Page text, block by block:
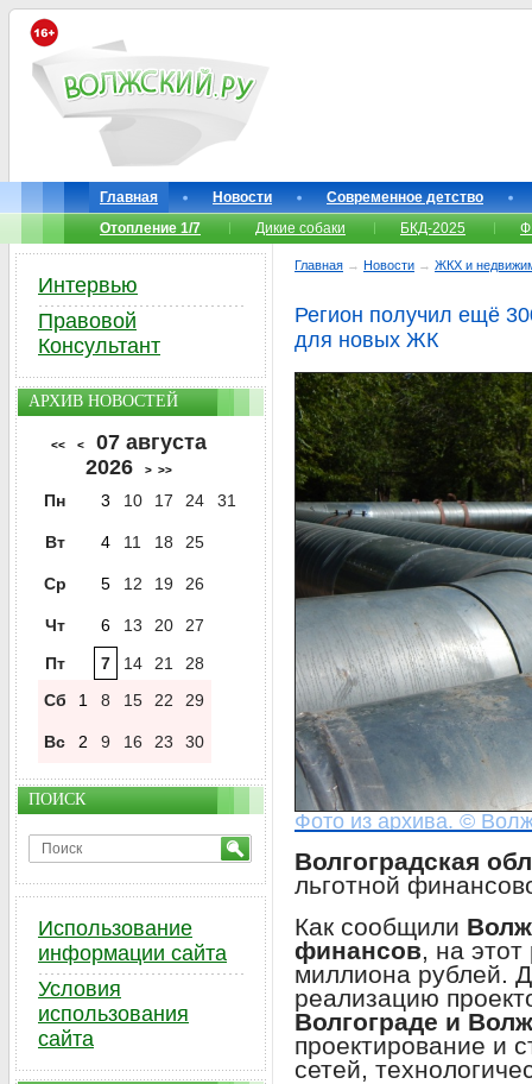
Главная Новости
Современное детство
Отопление 1/7
Дикие собаки БКД-2025
Главная → Новости → ЖКХ и
Регион получил ещё
для новых ЖК
Фото из архива. ©
Волгоградская
льготной
Как сообщили
финансов, на
миллиона рублей.
реализацию
Волгограде и
проектирование и
сетей,
Интервью
Правовой
Консультант
АРХИВ НОВОСТЕЙ
<< <
07 августа
2026
> >>
Пн 3 10 17 24 31
Вт 4 11 18 25
Ср 5 12 19 26
Чт 6 13 20
27
Пт
7 14 21
28
Сб
1 8 15 22 29
Вс 2 9 16 23 30
ПОИСК
Использование
информации сайта
Условия
использования
сайта